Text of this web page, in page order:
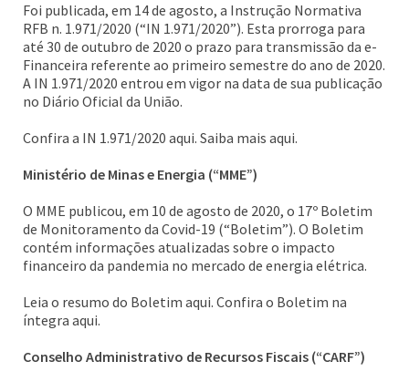
Foi publicada, em 14 de agosto, a Instrução Normativa
RFB n. 1.971/2020 (“IN 1.971/2020”). Esta prorroga para
até 30 de outubro de 2020 o prazo para transmissão da e-
Financeira referente ao primeiro semestre do ano de 2020.
A IN 1.971/2020 entrou em vigor na data de sua publicação
no Diário Oficial da União.
Confira a IN 1.971/2020 aqui. Saiba mais aqui.
Ministério de Minas e Energia (“MME”)
O MME publicou, em 10 de agosto de 2020, o 17º Boletim
de Monitoramento da Covid-19 (“Boletim”). O Boletim
contém informações atualizadas sobre o impacto
financeiro da pandemia no mercado de energia elétrica.
Leia o resumo do Boletim aqui. Confira o Boletim na
íntegra aqui.
Conselho Administrativo de Recursos Fiscais (“CARF”)